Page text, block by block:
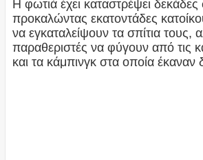
Η φωτιά έχει καταστρέψει δεκάδες
προκαλώντας εκατοντάδες
να εγκαταλείψουν τα σπίτια τους,
παραθεριστές να φύγουν από τις
και τα κάμπινγκ στα οποία έκαναν